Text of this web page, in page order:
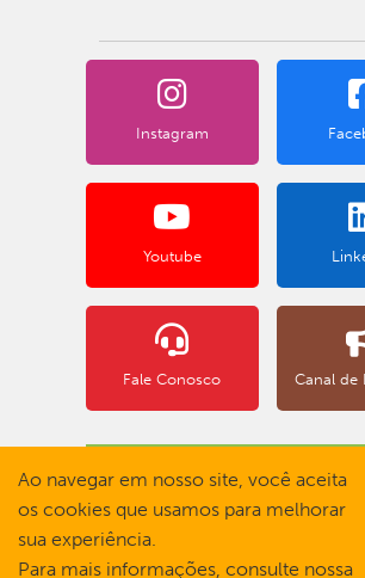
Instagram
Youtube
Fale Conosco Canal de
BOLETO BANCÁRIO
Ao navegar em nosso site, você aceita
os cookies que usamos para melhorar
sua experiência.
Para mais informações, consulte nossa